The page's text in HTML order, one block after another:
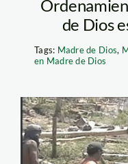
de Dios
Tags: Madre de Dios,
en Madre de Dios